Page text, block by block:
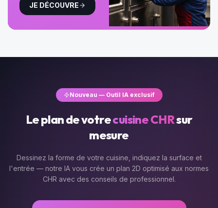
JE DÉCOUVRE
Nouveau — Outil IA exclusif
Le plan de votrecuisine CHRsur
mesure
Dessinez la forme de votre cuisine, indiquez la surface et
l'entrée — notre IA vous crée un plan 2D optimisé aux normes
CHR avec des conseils de professionnel.